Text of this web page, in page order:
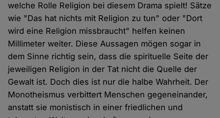
welche Rolle Religion bei diesem Drama spielt! Sätze
wie "Das hat nichts mit Religion zu tun" oder "Dort
wird eine Religion missbraucht" helfen keinen
Millimeter weiter. Diese Aussagen mögen sogar in
dem Sinne richtig sein, dass die spirituelle Seite der
jeweiligen Religion in der Tat nicht die Quelle der
Gewalt ist. Doch dies ist nur die halbe Wahrheit. Der
Monotheismus verbittert Menschen gegeneinander,
anstatt sie monistisch in einer friedlichen und